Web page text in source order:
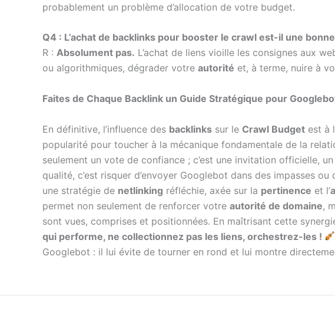
probablement un problème d’allocation de votre budget.
Q4 : L’achat de backlinks pour booster le crawl est-il une
R : Absolument pas. L’achat de liens vioille les consignes aux
ou algorithmiques, dégrader votre autorité et, à terme, nuire à
Faites de Chaque Backlink un Guide Stratégique pour
En définitive, l’influence des backlinks sur le Crawl Budget est à
popularité pour toucher à la mécanique fondamentale de la
seulement un vote de confiance ; c’est une invitation officielle,
qualité, c’est risquer d’envoyer Googlebot dans des impasses
une stratégie de netlinking réfléchie, axée sur la pertinence et l’
permet non seulement de renforcer votre autorité de domaine,
sont vues, comprises et positionnées. En maîtrisant cette
qui performe, ne collectionnez pas les liens, orchestrez-les !
Googlebot : il lui évite de tourner en rond et lui montre